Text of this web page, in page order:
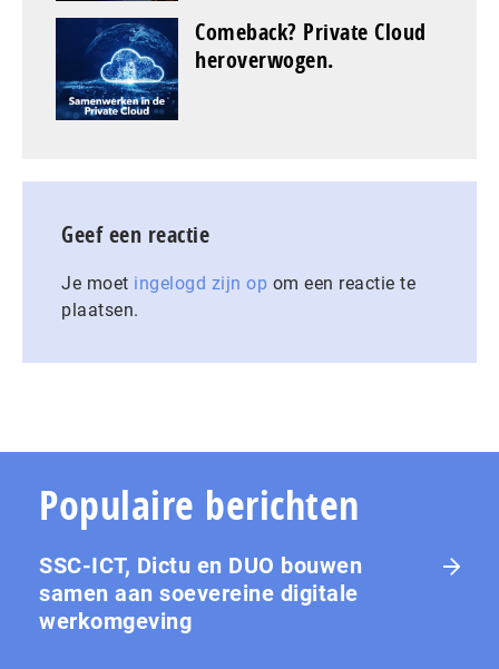
Comeback? Private Cloud
heroverwogen.
Geef een reactie
Je moet ingelogd zijn op om een reactie te
plaatsen.
Populaire berichten
SSC-ICT, Dictu en DUO bouwen
samen aan soevereine digitale
werkomgeving